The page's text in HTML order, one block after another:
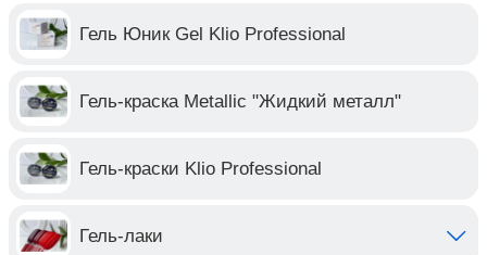
Гель Юник Gel Klio Professional
Гель-краска Metallic "Жидкий металл"
Гель-краски Klio Professional
Гель-лаки